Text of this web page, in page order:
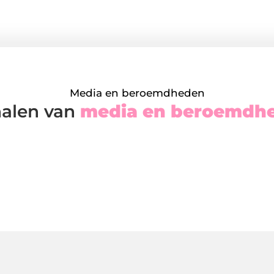
Media en beroemdheden
van media en